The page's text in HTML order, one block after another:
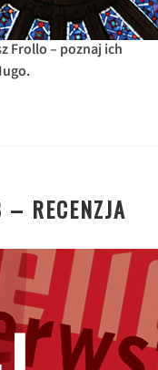
Frollo – poznaj ich
RECENZJA